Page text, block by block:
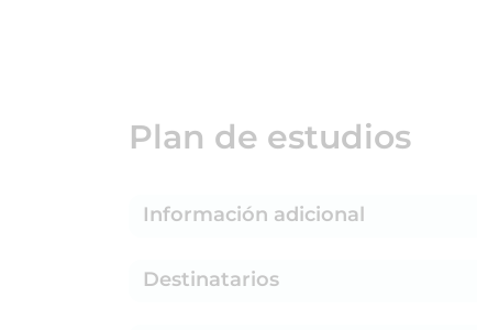
Plan de estudios
Información adicional
Destinatarios